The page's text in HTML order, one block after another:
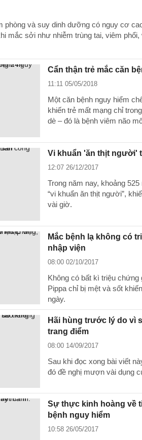
phòng và suy dinh dưỡng có nguy cơ
mắc sởi như nhiễm trùng tai, viêm phổi,
Cẩn thận trẻ mắc căn
11:11 05/05/2018
Một căn bệnh nguy hiểm
khiến trẻ mất mạng chỉ
dè – đó là bệnh viêm não
Vi khuẩn 'ăn thịt người'
12:07 26/12/2017
Trong năm nay, khoảng
“vi khuẩn ăn thịt người”,
vài giờ.
Mắc bệnh lạ không có
nhập viện
08:00 02/10/2017
Không có bất kì triệu
Pippa chỉ bị mệt và sốt
ngày.
Hãi hùng trước lý do vì
trang điểm
08:00 14/09/2017
Sau khi đọc xong bài viết
đó đề nghị mượn vài dụng
Sự thực kinh hoàng về
bệnh nguy hiểm
10:58 26/05/2017